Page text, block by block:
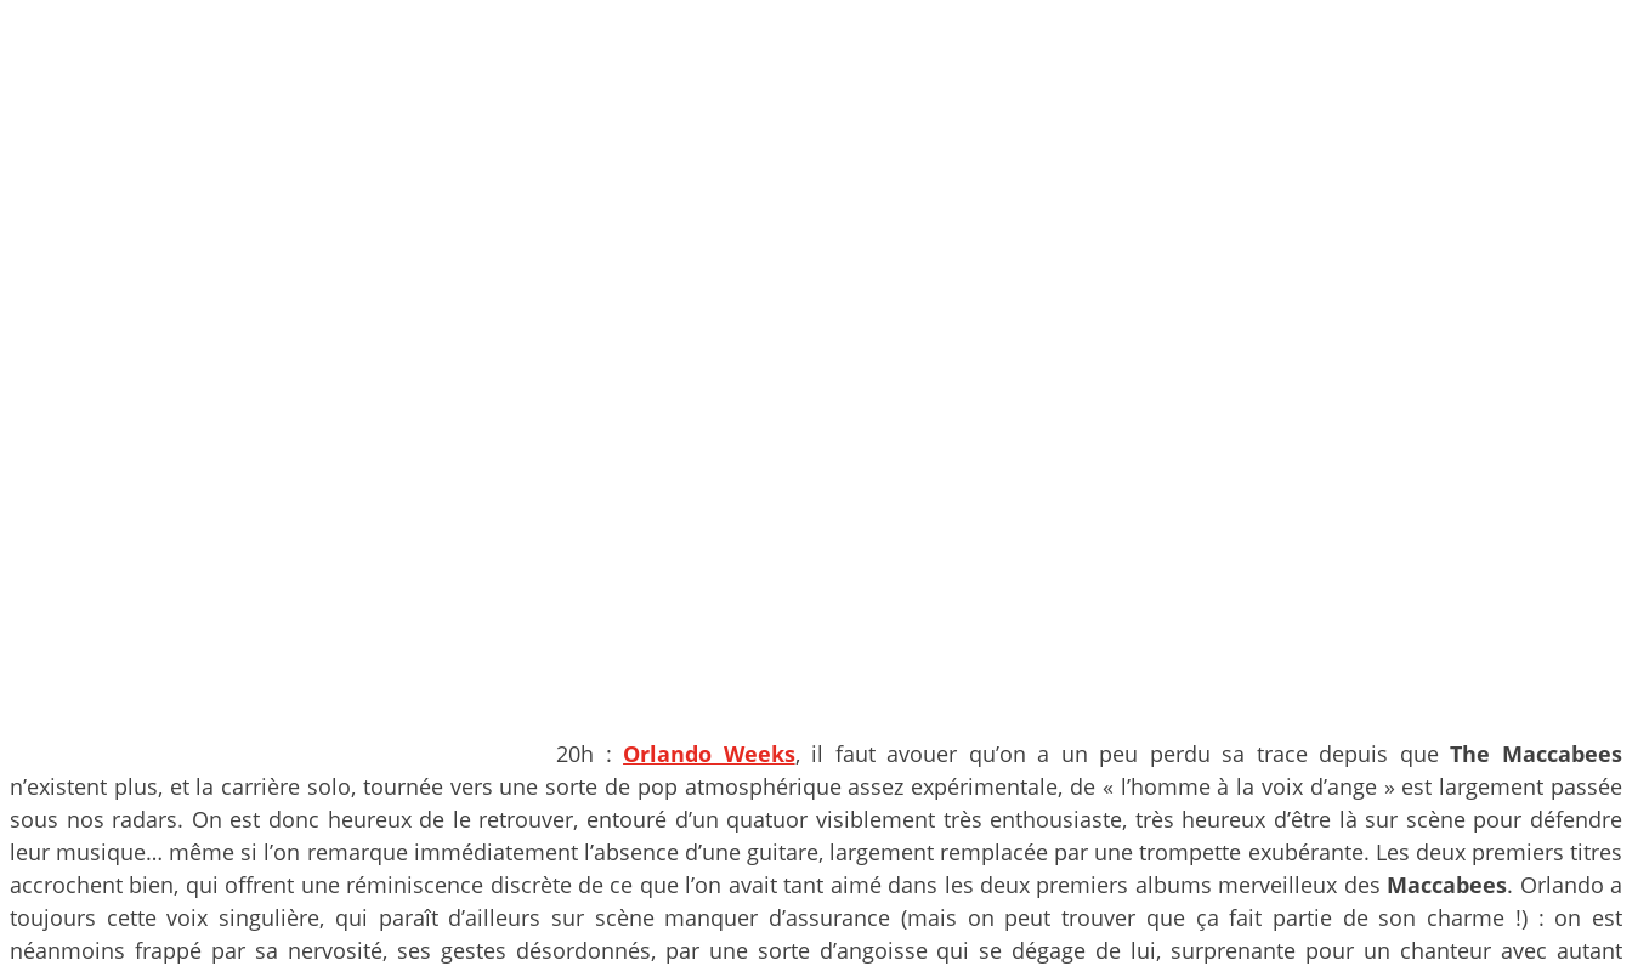
20h : Orlando Weeks, il faut avouer qu’on a un peu perdu sa trace depuis queThe Maccabees
n’existent plus, et la carrière solo, tournée vers une sorte de pop atmosphérique assez expérimentale, de « l’homme à la voix d’ange » est largement passée
sous nos radars. On est donc heureux de le retrouver, entouré d’un quatuor visiblement très enthousiaste, très heureux d’être là sur scène pour défendre
leur musique… même si l’on remarque immédiatement l’absence d’une guitare, largement remplacée par une trompette exubérante. Les deux premiers titres
accrochent bien, qui offrent une réminiscence discrète de ce que l’on avait tant aimé dans les deux premiers albums merveilleux des Maccabees. Orlando a
toujours cette voix singulière, qui paraît d’ailleurs sur scène manquer d’assurance (mais on peut trouver que ça fait partie de son charme !) : on est
néanmoins frappé par sa nervosité, ses gestes désordonnés, par une sorte d’angoisse qui se dégage de lui, surprenante pour un chanteur avec autant